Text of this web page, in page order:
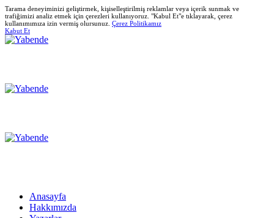
Tarama deneyiminizi geliştirmek, kişiselleştirilmiş reklamlar veya içerik sunmak ve
trafiğimizi analiz etmek için çerezleri kullanıyoruz. "Kabul Et"e tıklayarak, çerez
kullanımımıza izin vermiş olursunuz. Çerez Politikamız
Kabut Et
Anasayfa
Hakkımızda